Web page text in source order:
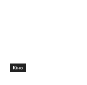
Кіно